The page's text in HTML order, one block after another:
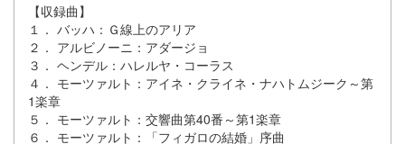
【収録曲】
１． バッハ：Ｇ線上のアリア
２． アルビノーニ：アダージョ
３． ヘンデル：ハレルヤ・コーラス
４． モーツァルト：アイネ・クライネ・ナハトムジーク～第
1楽章
５． モーツァルト：交響曲第40番～第1楽章
６． モーツァルト：「フィガロの結婚」序曲